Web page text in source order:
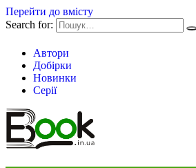
Перейти до вмісту
Search for:
Автори
Добірки
Новинки
Серії